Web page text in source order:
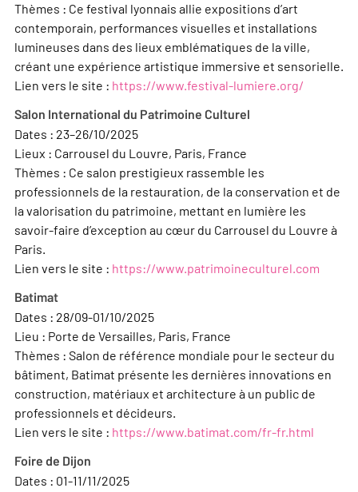
Thèmes : Ce festival lyonnais allie expositions d’art
contemporain, performances visuelles et installations
lumineuses dans des lieux emblématiques de la ville,
créant une expérience artistique immersive et sensorielle.
Lien vers le site : https://www.festival-lumiere.org/
Salon International du Patrimoine Culturel
Dates : 23–26/10/2025
Lieux : Carrousel du Louvre, Paris, France
Thèmes : Ce salon prestigieux rassemble les
professionnels de la restauration, de la conservation et de
la valorisation du patrimoine, mettant en lumière les
savoir-faire d’exception au cœur du Carrousel du Louvre à
Paris.
Lien vers le site : https://www.patrimoineculturel.com
Batimat
Dates : 28/09-01/10/2025
Lieu : Porte de Versailles, Paris, France
Thèmes : Salon de référence mondiale pour le secteur du
bâtiment, Batimat présente les dernières innovations en
construction, matériaux et architecture à un public de
professionnels et décideurs.
Lien vers le site : https://www.batimat.com/fr-fr.html
Foire de Dijon
Dates : 01-11/11/2025